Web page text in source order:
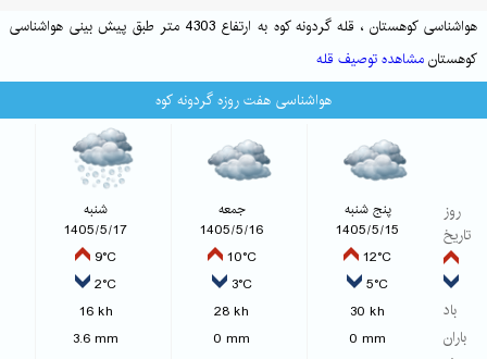
هواشناسی کوهستان ، قله گردونه کوه به ارتفاع 4303 متر طبق پیش بینی هواشناسی
کوهستانمشاهده توصیف قله
هواشناسی هفت روزه گردونه کوه
روز
تاریخ
باد
باران
پنج شنبه
1405/5/15
12°C
5°C
30 kh
0 mm
جمعه
1405/5/16
10°C
3°C
28 kh
0 mm
شنبه
1405/5/17
9°C
2°C
16 kh
3.6 mm